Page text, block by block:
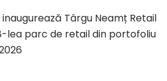
Târgu Neamț Retail
lea parc de retail din portofoliu